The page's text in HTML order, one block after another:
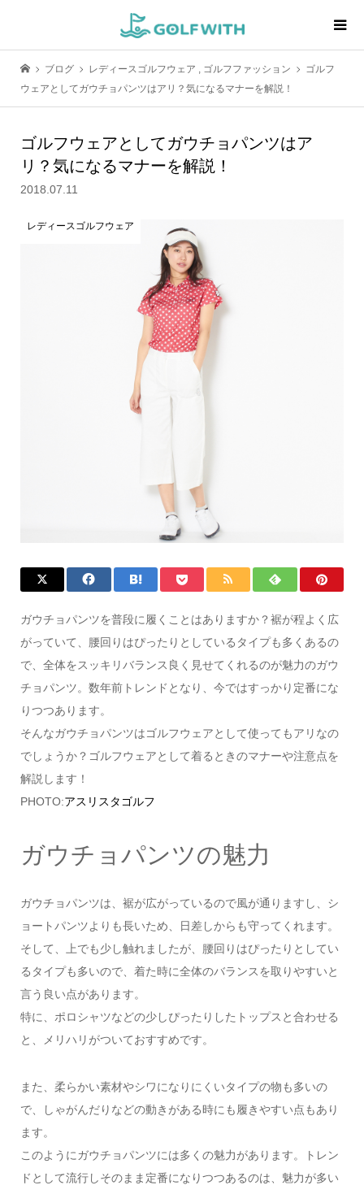
ブログ レディースゴルフウェア , ゴルフファッション
ゴルフ
ウェアとしてガウチョパンツはアリ？気になるマナーを解説！
ゴルフウェアとしてガウチョパンツはア
リ？気になるマナーを解説！
2018.07.11
レディースゴルフウェア
ガウチョパンツを普段に履くことはありますか？裾が程よく広
がっていて、腰回りはぴったりとしているタイプも多くあるの
で、全体をスッキリバランス良く見せてくれるのが魅力のガウ
チョパンツ。数年前トレンドとなり、今ではすっかり定番にな
りつつあります。
そんなガウチョパンツはゴルフウェアとして使ってもアリなの
でしょうか？ゴルフウェアとして着るときのマナーや注意点を
解説します！
PHOTO:アスリスタゴルフ
ガウチョパンツの魅力
ガウチョパンツは、裾が広がっているので風が通りますし、シ
ョートパンツよりも長いため、日差しからも守ってくれます。
そして、上でも少し触れましたが、腰回りはぴったりとしてい
るタイプも多いので、着た時に全体のバランスを取りやすいと
言う良い点があります。
特に、ポロシャツなどの少しぴったりしたトップスと合わせる
と、メリハリがついておすすめです。
また、柔らかい素材やシワになりにくいタイプの物も多いの
で、しゃがんだりなどの動きがある時にも履きやすい点もあり
ます。
このようにガウチョパンツには多くの魅力があります。トレン
ドとして流行しそのまま定番になりつつあるのは、魅力が多い